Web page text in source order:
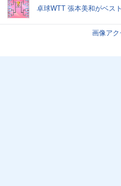
卓球WTT 張本美和がベス
画像ア